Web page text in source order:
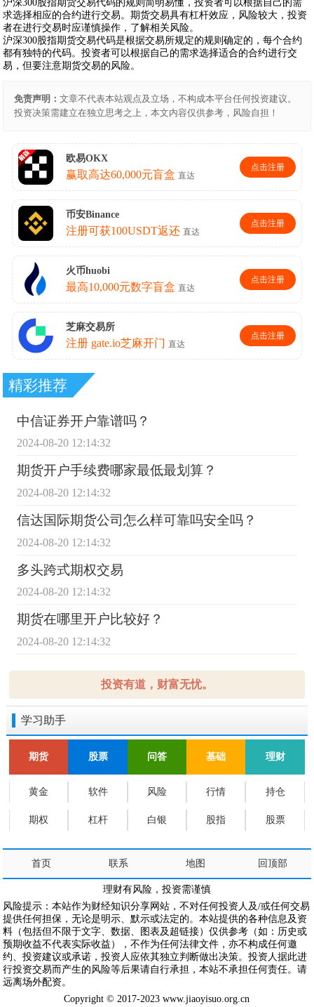
沪深300股指期货交易代码的规则简明易懂，投资者可以根据自己的需
求选择相应的合约进行交易。期货交易具有杠杆效应，风险较大，投资
者在进行交易时应谨慎操作，了解相关风险。
沪深300股指期货交易代码是根据交易所规定的规则确定的，每个合约
都有独特的代码。投资者可以根据自己的需求选择适合的合约进行交
易，但要注意期货交易的风险。
免责声明：文章不代表本站观点及立场，不构成本平台任何投资建议。
投资决策需建立在独立思考之上，本文内容仅供参考，风险自担！
精彩推荐
中信证券开户靠谱吗？
2024-08-20 12:14:32
期货开户手续费哪家最低最划算？
2024-08-20 12:14:32
信达国际期货公司怎么样可靠吗安全吗？
2024-08-20 12:14:32
多头跨式期权交易
2024-08-20 12:14:32
期货在哪里开户比较好？
2024-08-20 12:14:32
投资有道，财富无忧。
学习助手
期货 股票 问答 基础 理财
黄金 软件 风险 行情 持仓
期权 杠杆 白银 股指 股票
首页 联系 地图 回顶部
理财有风险，投资需谨慎
风险提示：本站作为财经知识分享网站，不对任何投资人及/或任何交易
提供任何担保，无论是明示、默示或法定的。本站提供的各种信息及资
料（包括但不限于文字、数据、图表及超链接）仅供参考（如：历史或
预期收益不代表实际收益），不作为任何法律文件，亦不构成任何邀
约、投资建议或承诺，投资人应依其独立判断做出决策。投资人据此进
行投资交易而产生的风险等后果请自行承担，本站不承担任何责任。请
远离场外配资。
Copyright © 2017-2023 www.jiaoyisuo.org.cn